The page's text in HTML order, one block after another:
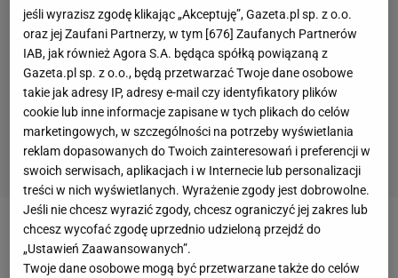
- Płakałem tego dnia. Miałem 9 lat. Po prostu nie
mogłem w to uwierzyć - napisał na TwitterzeLeBron
jeśli wyrazisz zgodę klikając „Akceptuję”, Gazeta.pl sp. z o.o.
oraz jej Zaufani Partnerzy, w tym [676] Zaufanych Partnerów
IAB, jak również Agora S.A. będąca spółką powiązaną z
Gazeta.pl sp. z o.o., będą przetwarzać Twoje dane osobowe
takie jak adresy IP, adresy e-mail czy identyfikatory plików
cookie lub inne informacje zapisane w tych plikach do celów
marketingowych, w szczególności na potrzeby wyświetlania
reklam dopasowanych do Twoich zainteresowań i preferencji w
swoich serwisach, aplikacjach i w Internecie lub personalizacji
treści w nich wyświetlanych. Wyrażenie zgody jest dobrowolne.
Jeśli nie chcesz wyrazić zgody, chcesz ograniczyć jej zakres lub
chcesz wycofać zgodę uprzednio udzieloną przejdź do
„Ustawień Zaawansowanych”.
Twoje dane osobowe mogą być przetwarzane także do celów